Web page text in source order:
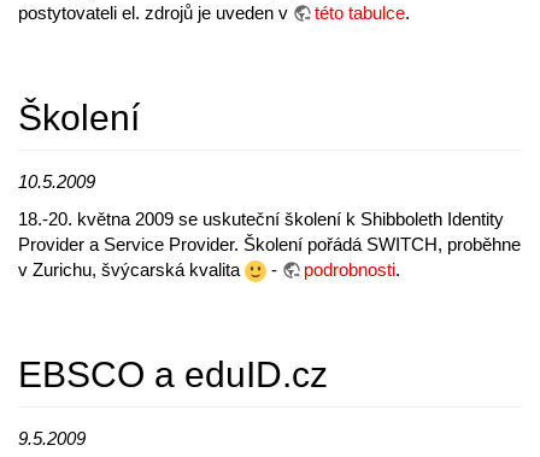
postytovateli el. zdrojů je uveden v
této tabulce.
Školení
10.5.2009
18.-20. května 2009 se uskuteční školení k Shibboleth Identity
Provider a Service Provider. Školení pořádá SWITCH, proběhne
v Zurichu, švýcarská kvalita
- podrobnosti.
EBSCO a eduID.cz
9.5.2009